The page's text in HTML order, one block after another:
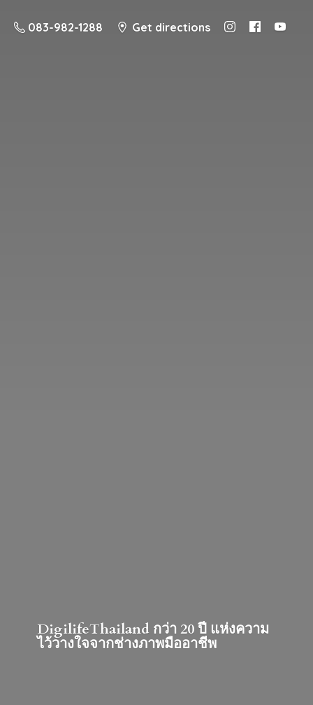
083-982-1288 Get directions
DigilifeThailand กว่า 20 ปี แห่งความ
ไว้วางใจจากช่างภาพมืออาชีพ